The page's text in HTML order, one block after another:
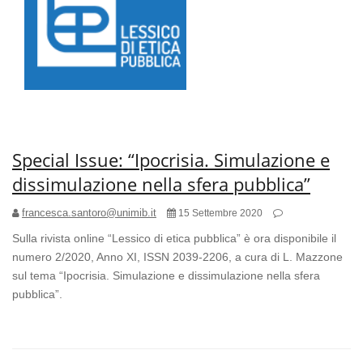
Special Issue: “Ipocrisia. Simulazione e
dissimulazione nella sfera pubblica”
francesca.santoro@unimib.it 15 Settembre 2020
Sulla rivista online “Lessico di etica pubblica” è ora disponibile il
numero 2/2020, Anno XI, ISSN 2039-2206, a cura di L. Mazzone
sul tema “Ipocrisia. Simulazione e dissimulazione nella sfera
pubblica”.